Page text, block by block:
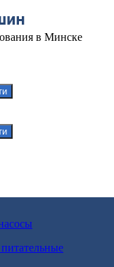
в Минске